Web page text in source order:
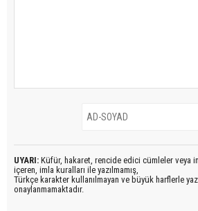
UYARI: Küfür, hakaret, rencide edici cümleler veya
içeren, imla kuralları ile yazılmamış,
Türkçe karakter kullanılmayan ve büyük harflerle
onaylanmamaktadır.